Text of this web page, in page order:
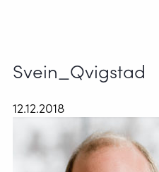
Svein_Qvigstad
12.12.2018